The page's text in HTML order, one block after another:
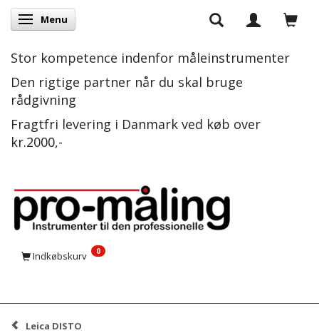
Skifte navigation
Menu
Stor kompetence indenfor måleinstrumenter
Den rigtige partner når du skal bruge
rådgivning
Fragtfri levering i Danmark ved køb over
kr.2000,-
Indkøbskurv 0
Leica DISTO